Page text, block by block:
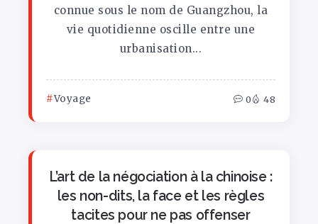
connue sous le nom de Guangzhou, la
vie quotidienne oscille entre une
urbanisation...
Voyage 0 48
L’art de la négociation à la chinoise :
les non-dits, la face et les règles
tacites pour ne pas offenser